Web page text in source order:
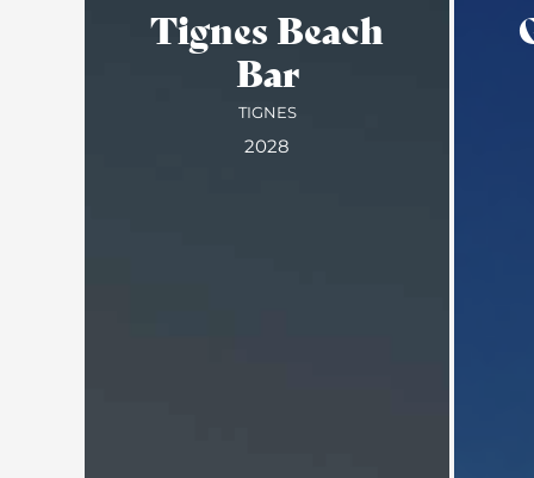
Tignes Beach
Bar
TIGNES
2028